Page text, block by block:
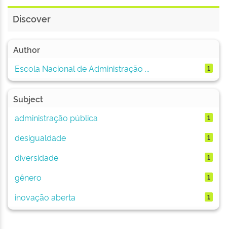
Discover
Author
Escola Nacional de Administração ...
1
Subject
administração pública
1
desigualdade 1
diversidade 1
gênero 1
inovação aberta 1